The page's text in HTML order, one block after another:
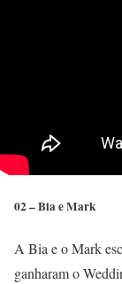
02 – Bia e Mark
A Bia e o Mark
ganharam o